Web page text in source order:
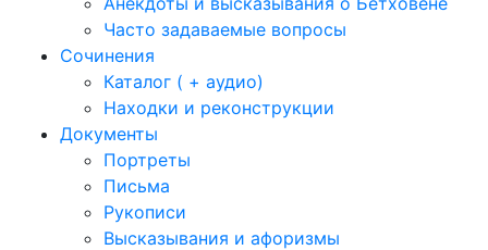
Часто задаваемые вопросы
Сочинения
Каталог ( + аудио)
Находки и реконструкции
Документы
Портреты
Письма
Рукописи
Высказывания и афоризмы